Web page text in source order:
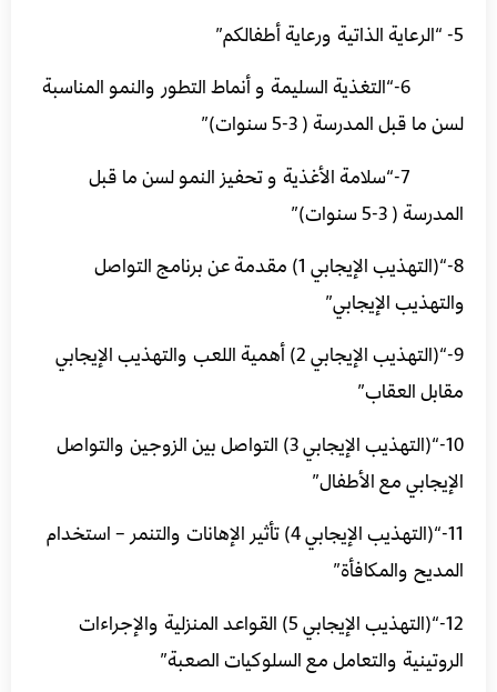
5- “الرعاية الذاتية ورعاية أطفالكم”
6-“التغذية السليمة و أنماط التطور والنمو المناسبة
لسن ما قبل المدرسة ( 3-5 سنوات)”
7-“سلامة الأغذية و تحفيز النمو لسن ما قبل
المدرسة ( 3-5 سنوات)”
8-“(التهذيب الإيجابي 1) مقدمة عن برنامج التواصل
والتهذيب الإيجابي”
9-“(التهذيب الإيجابي 2) أهمية اللعب والتهذيب الإيجابي
مقابل العقاب”
10-“(التهذيب الإيجابي 3) التواصل بين الزوجين والتواصل
الإيجابي مع الأطفال”
11-“(التهذيب الإيجابي 4) تأثير الإهانات والتنمر – استخدام
المديح والمكافأة”
12-“(التهذيب الإيجابي 5) القواعد المنزلية والإجراءات
الروتينية والتعامل مع السلوكيات الصعبة”